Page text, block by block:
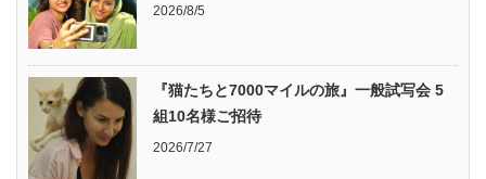
2026/8/5
『猫たちと7000マイルの旅』一般試写会 5
組10名様ご招待
2026/7/27